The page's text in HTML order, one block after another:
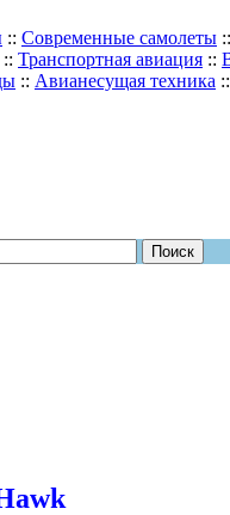
:: Современные самолеты ::
:: Транспортная авиация ::
:: Авианесущая техника ::